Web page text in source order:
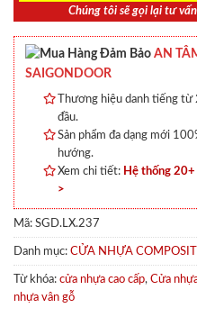
Chúng tôi sẽ gọi lại tư
AN
SAIGONDOOR
Thương hiệu danh tiếng
đầu.
Sản phẩm đa dạng mới
hướng.
Xem chi tiết: Hệ thống
>
Mã: SGD.LX.237
Danh mục: CỬA NHỰA
Từ khóa: cửa nhựa cao cấp, Cửa
nhựa vân gỗ